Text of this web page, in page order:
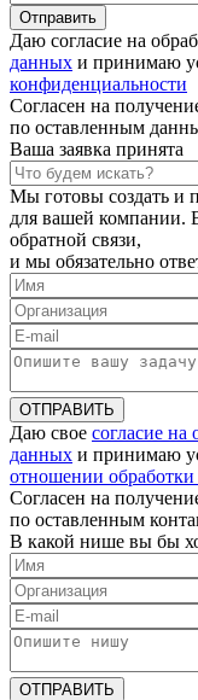
Отправить
Даю согласие на
данных и принимаю
конфиденциальности
Согласен на
по оставленным
Ваша заявка принята
Мы готовы создать и
для вашей компании.
обратной связи,
и мы обязательно
ОТПРАВИТЬ
Даю свое согласие на
данных и принимаю
отношении
Согласен на
по оставленным
В какой нише вы бы
ОТПРАВИТЬ